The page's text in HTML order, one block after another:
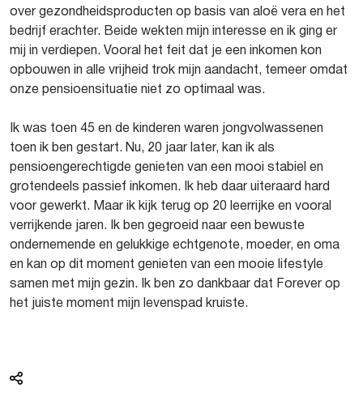
over gezondheidsproducten op basis van aloë vera en het
bedrijf erachter. Beide wekten mijn interesse en ik ging er
mij in verdiepen. Vooral het feit dat je een inkomen kon
opbouwen in alle vrijheid trok mijn aandacht, temeer omdat
onze pensioensituatie niet zo optimaal was.
Ik was toen 45 en de kinderen waren jongvolwassenen
toen ik ben gestart. Nu, 20 jaar later, kan ik als
pensioengerechtigde genieten van een mooi stabiel en
grotendeels passief inkomen. Ik heb daar uiteraard hard
voor gewerkt. Maar ik kijk terug op 20 leerrijke en vooral
verrijkende jaren. Ik ben gegroeid naar een bewuste
ondernemende en gelukkige echtgenote, moeder, en oma
en kan op dit moment genieten van een mooie lifestyle
samen met mijn gezin. Ik ben zo dankbaar dat Forever op
het juiste moment mijn levenspad kruiste.